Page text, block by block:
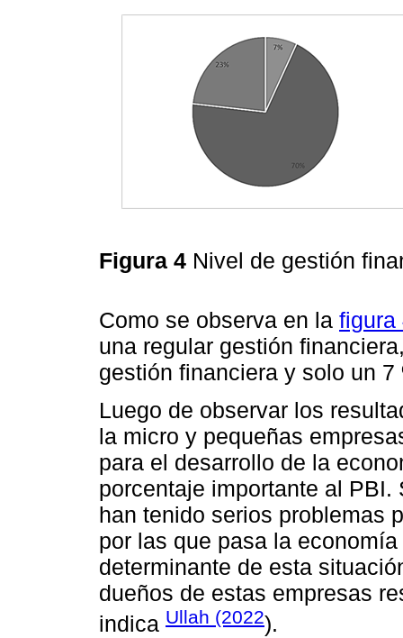
Figura 4 Nivel de gestión
Como se observa en la figura
una regular gestión
gestión financiera y solo un
Luego de observar los
la micro y pequeñas
para el desarrollo de la
porcentaje importante al
han tenido serios problemas
por las que pasa la
determinante de esta
dueños de estas empresas
indica Ullah (2022).